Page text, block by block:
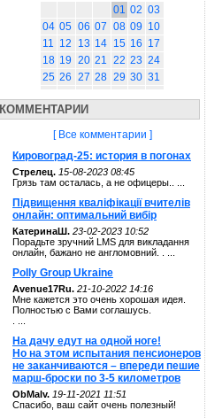
01 02 03
04 05 06 07 08 09 10
11 12 13 14 15 16 17
18 19 20 21 22 23 24
25 26 27 28 29 30 31
КОММЕНТАРИИ
[ Все комментарии ]
Кировоград-25: история в погонах
Стрелец. 15-08-2023 08:45
Грязь там осталась, а не офицеры.. ...
Підвищення кваліфікації вчителів
онлайн: оптимальний вибір
КатеринаШ. 23-02-2023 10:52
Порадьте зручний LMS для викладання
онлайн, бажано не англомовний. . ...
Polly Group Ukraine
Avenue17Ru. 21-10-2022 14:16
Мне кажется это очень хорошая идея.
Полностью с Вами соглашусь.
На дачу едут на одной ноге!
Но на этом испытания пенсионеров
не заканчиваются – впереди пешие
марш-броски по 3-5 километров
ОbMalv. 19-11-2021 11:51
Спасибо, ваш сайт очень полезный!